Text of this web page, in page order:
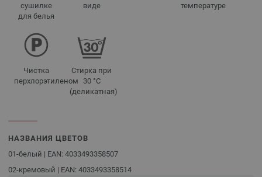
сушилке
для белья
виде
температуре
Чистка
перхлорэтиленом
Стирка при
30 °C
(деликатная)
НАЗВАНИЯ ЦВЕТОВ
01-белый | EAN: 4033493358507
02-кремовый | EAN: 4033493358514